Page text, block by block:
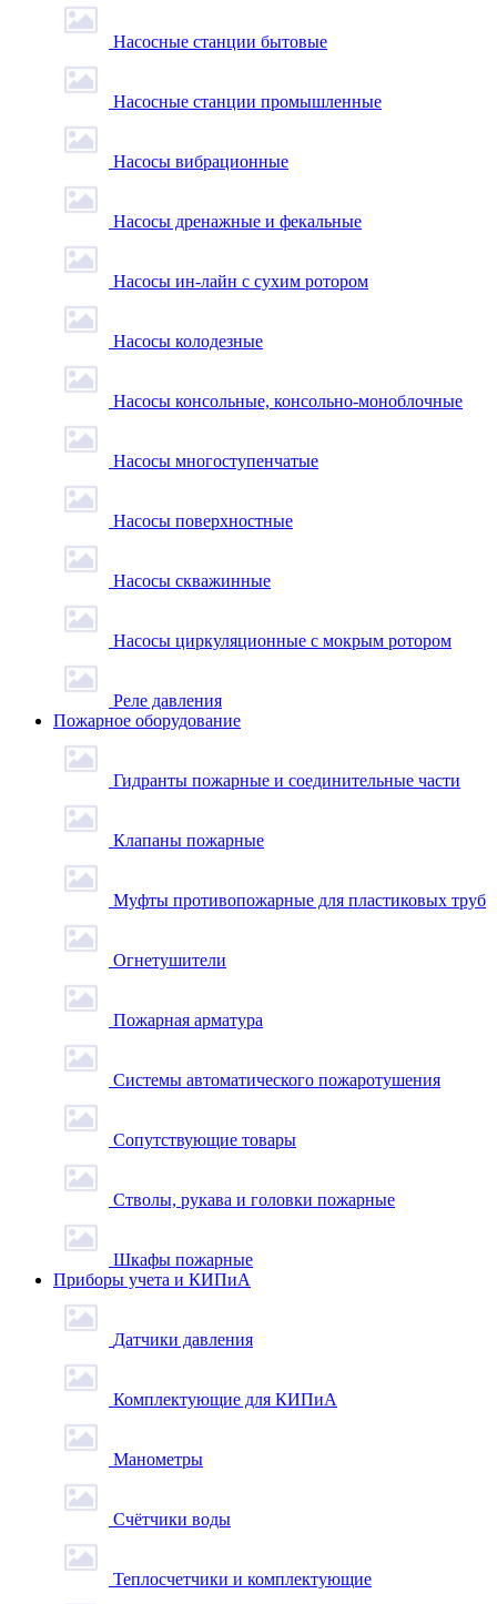
Насосные станции бытовые
Насосные станции промышленные
Насосы вибрационные
Насосы дренажные и фекальные
Насосы ин-лайн с сухим ротором
Насосы колодезные
Насосы консольные, консольно-моноблочные
Насосы многоступенчатые
Насосы поверхностные
Насосы скважинные
Насосы циркуляционные с мокрым ротором
Реле давления
Пожарное оборудование
Гидранты пожарные и соединительные части
Клапаны пожарные
Муфты противопожарные для пластиковых труб
Огнетушители
Пожарная арматура
Системы автоматического пожаротушения
Сопутствующие товары
Стволы, рукава и головки пожарные
Шкафы пожарные
Приборы учета и КИПиА
Датчики давления
Комплектующие для КИПиА
Манометры
Счётчики воды
Теплосчетчики и комплектующие